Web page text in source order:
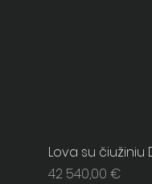
Lova su čiužiniu
Price
42 540,00 €